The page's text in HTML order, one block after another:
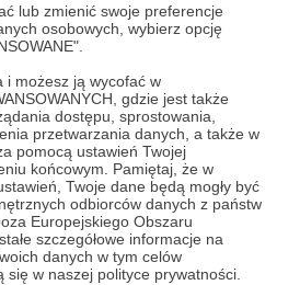
lub zmienić swoje preferencje
osobowych, wybierz opcję
i możesz ją wycofać w
gdzie jest także
dostępu, sprostowania,
przetwarzania danych, a także w
pomocą ustawień Twojej
końcowym. Pamiętaj, że w
Twoje dane będą mogły być
odbiorców danych z państw
Europejskiego Obszaru
szczegółowe informacje na
danych w tym celów
się w naszej polityce prywatności.
grona Patronów!
AutoraMarcin Ogdowski
już
teraz!
Patronem